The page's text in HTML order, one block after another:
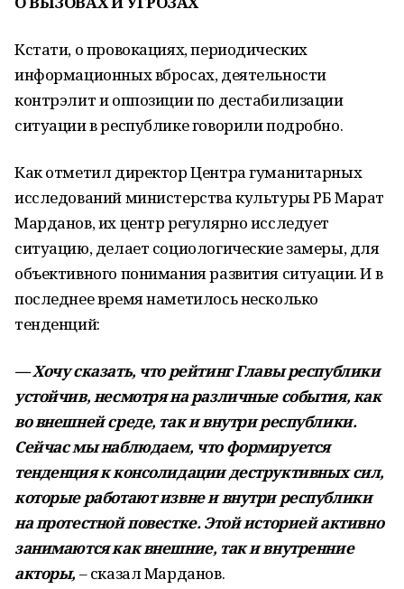
Кстати, о провокациях, периодических
информационных вбросах, деятельности
контрэлит и оппозиции по дестабилизации
ситуации в республике говорили подробно.
Как отметил директор Центра гуманитарных
исследований министерства культуры РБ Марат
Марданов, их центр регулярно исследует
ситуацию, делает социологические замеры, для
объективного понимания развития ситуации. И в
последнее время наметилось несколько
тенденций:
— Хочу сказать, что рейтинг Главы республики
устойчив, несмотря на различные события, как
во внешней среде, так и внутри республики.
Сейчас мы наблюдаем, что формируется
тенденция к консолидации деструктивных сил,
которые работают извне и внутри республики
на протестной повестке. Этой историей активно
занимаются как внешние, так и внутренние
акторы, – сказал Марданов.